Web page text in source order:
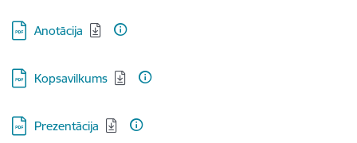
Lejupielādēt:
Anotācija
Lejupielādēt:
Kopsavilkums
Lejupielādēt:
Prezentācija